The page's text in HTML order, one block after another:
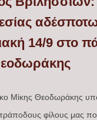
14/9 στο
Μίκης Θεοδωράκης
φίλους μας